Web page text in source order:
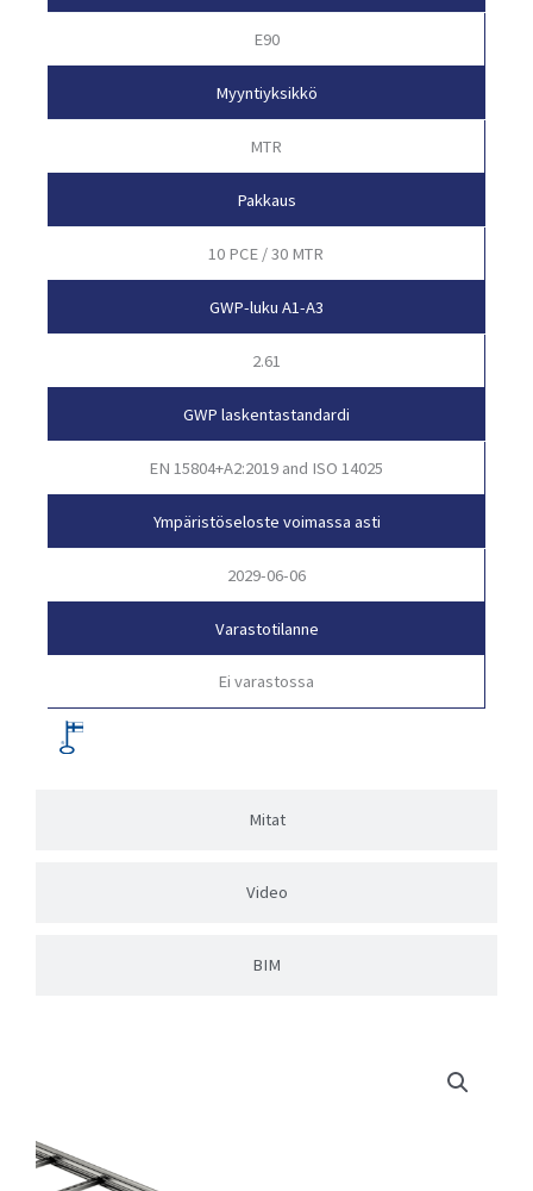
Mitat
Video
BIM
E90
Myyntiyksikkö
MTR
Pakkaus
10 PCE / 30 MTR
GWP-luku A1-A3
2.61
GWP laskentastandardi
EN 15804+A2:2019 and ISO 14025
Ympäristöseloste voimassa asti
2029-06-06
Varastotilanne
Ei varastossa